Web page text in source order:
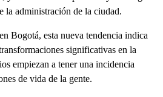
la administración de la ciudad.
Bogotá, esta nueva tendencia indica
significativas en la
empiezan a tener una incidencia
de vida de la gente.